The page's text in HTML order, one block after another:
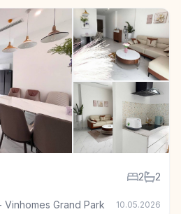
Тху Дык - Vinhomes Grand
2 2
Grand Park 10.05.2026